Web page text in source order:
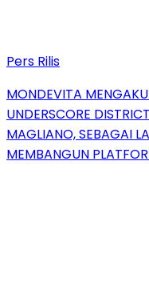
Pers Rilis
MONDEVITA
UNDERSCORE
MAGLIANO, SEBAGAI
MEMBANGUN